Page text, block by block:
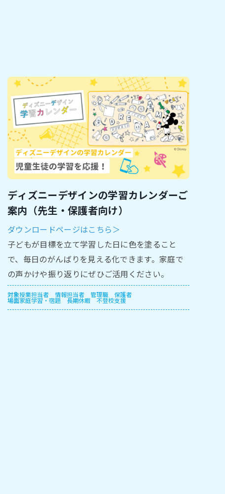
ディズニーデザインの学習カレンダーご
案内（先生・保護者向け）
ダウンロードページはこちら＞
子どもが目標を立て学習した日に色を塗ること
で、毎日のがんばりを見える化できます。家庭で
の声かけや振り返りにぜひご活用ください。
対象授業担当者 情報担当者 管理職 保護者
場面家庭学習・宿題 長期休暇 不登校支援